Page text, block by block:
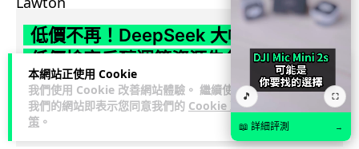
本網站正使用 Cookie
我們使用 Cookie 改善網站體驗。 繼續使用
我們的網站即表示您同意我們的 Cookie 政
策 。
低價不再！DeepSeek 大幅加價在即
低價搶客反釀運算資源告急
DeepSeek 因低價策略掀起需求熱潮，運算資源不勝負荷，官
方於 8 月 6 日宣布即將大幅上調 API 收費，惟未公布具體加
幅。事件與...
🎵 ⛶
📖 詳細評測 →